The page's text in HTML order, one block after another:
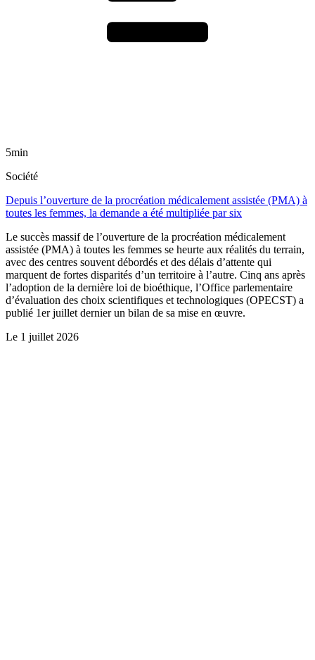
5min
Société
Depuis l’ouverture de la procréation médicalement assistée (PMA) à
toutes les femmes, la demande a été multipliée par six
Le succès massif de l’ouverture de la procréation médicalement
assistée (PMA) à toutes les femmes se heurte aux réalités du terrain,
avec des centres souvent débordés et des délais d’attente qui
marquent de fortes disparités d’un territoire à l’autre. Cinq ans après
l’adoption de la dernière loi de bioéthique, l’Office parlementaire
d’évaluation des choix scientifiques et technologiques (OPECST) a
publié 1er juillet dernier un bilan de sa mise en œuvre.
Le 1 juillet 2026